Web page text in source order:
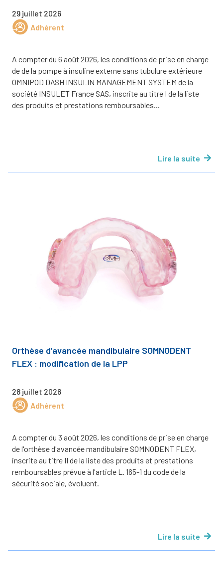
29 juillet 2026
Adhérent
A compter du 6 août 2026, les conditions de prise en charge
de de la pompe à insuline externe sans tubulure extérieure
OMNIPOD DASH INSULIN MANAGEMENT SYSTEM de la
société INSULET France SAS, inscrite au titre I de la liste
des produits et prestations remboursables...
Lire la suite
Orthèse d’avancée mandibulaire SOMNODENT
FLEX : modification de la LPP
28 juillet 2026
Adhérent
A compter du 3 août 2026, les conditions de prise en charge
de l'orthèse d'avancée mandibulaire SOMNODENT FLEX,
inscrite au titre II de la liste des produits et prestations
remboursables prévue à l'article L. 165-1 du code de la
sécurité sociale, évoluent.
Lire la suite